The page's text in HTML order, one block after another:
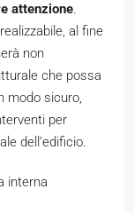
attenzione.
al fine
non
che possa
modo sicuro,
per
dell’edificio.
interna